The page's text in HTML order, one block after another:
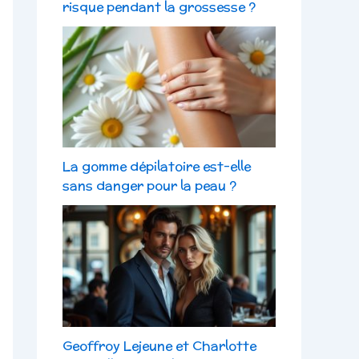
risque pendant la grossesse ?
La gomme dépilatoire est-elle
sans danger pour la peau ?
Geoffroy Lejeune et Charlotte